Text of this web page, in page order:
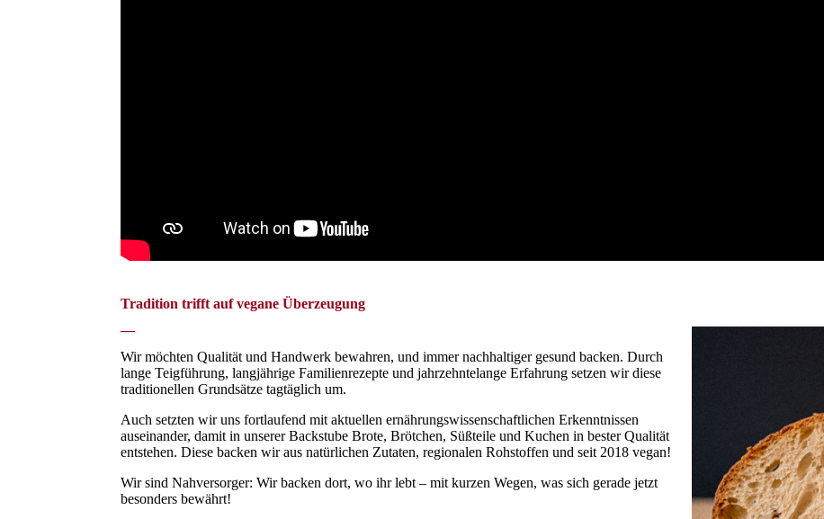
Tradition trifft auf vegane Überzeugung
—
Wir möchten Qualität und Handwerk bewahren, und immer nachhaltiger gesund backen. Durch
lange Teigführung, langjährige Familienrezepte und jahrzehntelange Erfahrung setzen wir diese
traditionellen Grundsätze tagtäglich um.
Auch setzten wir uns fortlaufend mit aktuellen ernährungswissenschaftlichen Erkenntnissen
auseinander, damit in unserer Backstube Brote, Brötchen, Süßteile und Kuchen in bester Qualität
entstehen. Diese backen wir aus natürlichen Zutaten, regionalen Rohstoffen und seit 2018 vegan!
Wir sind Nahversorger: Wir backen dort, wo ihr lebt – mit kurzen Wegen, was sich gerade jetzt
besonders bewährt!